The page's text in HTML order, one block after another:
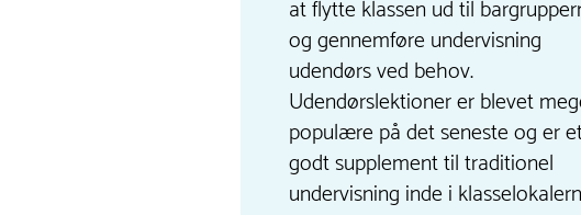
at flytte klassen ud til
og gennemføre undervisning
udendørs ved behov.
Udendørslektioner er blevet
populære på det seneste og er
godt supplement til traditionel
undervisning inde i